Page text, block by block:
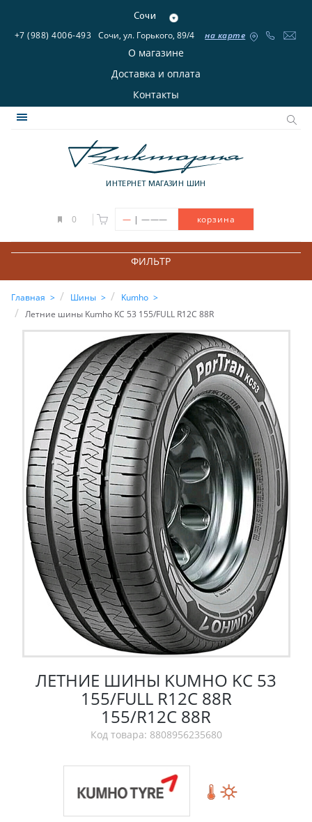
Сочи
+7 (988) 4006-493 Сочи, ул. Горького, 89/4 на карте
О магазине
Доставка и оплата
Контакты
ИНТЕРНЕТ МАГАЗИН ШИН
0 — | ——— корзина
ФИЛЬТР
Главная Шины
Kumho
Летние шины Kumho KC 53 155/FULL R12C 88R
ЛЕТНИЕ ШИНЫ KUMHO KC 53
155/FULL R12C 88R
155/R12С 88R
Код товара: 8808956235680